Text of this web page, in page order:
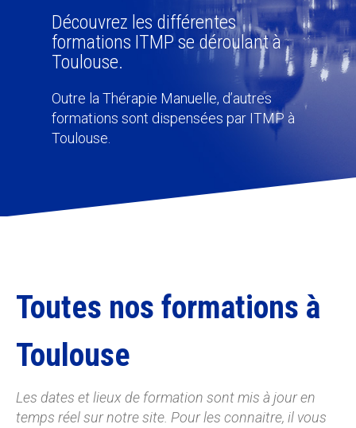
Découvrez les différentes
formations ITMP se déroulant à
Toulouse.
Outre la Thérapie Manuelle, d’autres
formations sont dispensées par ITMP à
Toulouse.
Toutes nos formations à
Toulouse
Les dates et lieux de formation sont mis à jour en
temps réel sur notre site. Pour les connaitre, il vous